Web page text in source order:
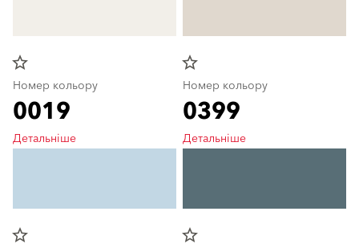
star_border
Номер кольору
0019
Детальніше
star_border
star_border
Номер кольору
0399
Детальніше
star_border